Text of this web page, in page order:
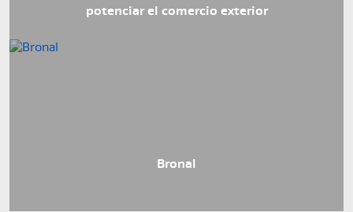
potenciar el comercio exterior
Bronal